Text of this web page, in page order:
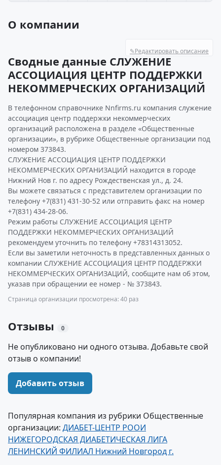
О компании
✎Редактировать описание
Сводные данные СЛУЖЕНИЕ
АССОЦИАЦИЯ ЦЕНТР ПОДДЕРЖКИ
НЕКОММЕРЧЕСКИХ ОРГАНИЗАЦИЙ
В телефонном справочнике Nnfirms.ru компания служение
ассоциация центр поддержки некоммерческих
организаций расположена в разделе «Общественные
организации», в рубрике Общественные организации под
номером 373843.
СЛУЖЕНИЕ АССОЦИАЦИЯ ЦЕНТР ПОДДЕРЖКИ
НЕКОММЕРЧЕСКИХ ОРГАНИЗАЦИЙ находится в городе
Нижний Нов г. по адресу Рождественская ул., д. 24.
Вы можете связаться с представителем организации по
телефону +7(831) 431-30-52 или отправить факс на номер
+7(831) 434-28-06.
Режим работы СЛУЖЕНИЕ АССОЦИАЦИЯ ЦЕНТР
ПОДДЕРЖКИ НЕКОММЕРЧЕСКИХ ОРГАНИЗАЦИЙ
рекомендуем уточнить по телефону +78314313052.
Если вы заметили неточность в представленных данных о
компании СЛУЖЕНИЕ АССОЦИАЦИЯ ЦЕНТР ПОДДЕРЖКИ
НЕКОММЕРЧЕСКИХ ОРГАНИЗАЦИЙ, сообщите нам об этом,
указав при обращении ее номер - № 373843.
Страница организации просмотрена: 40 раз
Отзывы 0
Не опубликовано ни одного отзыва. Добавьте свой
отзыв о компании!
Добавить отзыв
Популярная компания из рубрики Общественные
организации: ДИАБЕТ-ЦЕНТР РООИ
НИЖЕГОРОДСКАЯ ДИАБЕТИЧЕСКАЯ ЛИГА
ЛЕНИНСКИЙ ФИЛИАЛ Нижний Новгород г.